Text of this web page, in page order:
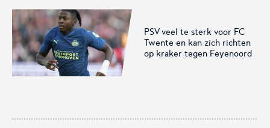
Eén Tweetje
De online community voor
bestuurders in het
amateurvoetbal.
PSV veel te sterk voor FC
Twente en kan zich richten
op kraker tegen Feyenoord